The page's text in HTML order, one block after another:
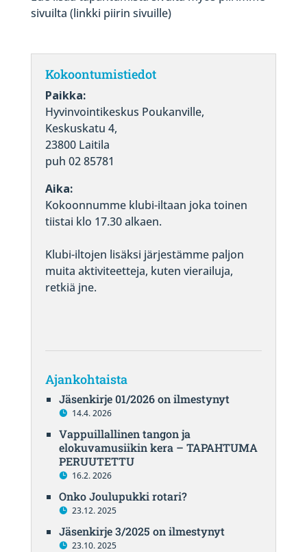
sivuilta (linkki piirin sivuille)
Kokoontumistiedot
Paikka:
Hyvinvointikeskus Poukanville,
Keskuskatu 4,
23800 Laitila
puh 02 85781
Aika:
Kokoonnumme klubi-iltaan joka toinen
tiistai klo 17.30 alkaen.
Klubi-iltojen lisäksi järjestämme paljon
muita aktiviteetteja, kuten vierailuja,
retkiä jne.
Ajankohtaista
Jäsenkirje 01/2026 on ilmestynyt
14.4. 2026
Vappuillallinen tangon ja
elokuvamusiikin kera – TAPAHTUMA
PERUUTETTU
16.2. 2026
Onko Joulupukki rotari?
23.12. 2025
Jäsenkirje 3/2025 on ilmestynyt
23.10. 2025